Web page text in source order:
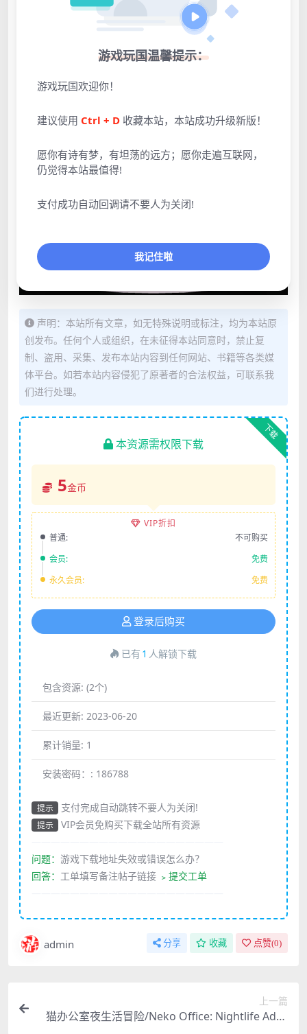
声明：本站所有文章，如无特殊说明或标注，均为本站原
创发布。任何个人或组织，在未征得本站同意时，禁止复
制、盗用、采集、发布本站内容到任何网站、书籍等各类媒
体平台。如若本站内容侵犯了原著者的合法权益，可联系我
们进行处理。
下载
本资源需权限下载
5金币
VIP折扣
普通:
不可购买
会员:
免费
永久会员:
免费
登录后购买
已有 1 人解锁下载
包含资源: (2个)
最近更新: 2023-06-20
累计销量: 1
安装密码：: 186788
提示 支付完成自动跳转不要人为关闭!
提示
VIP会员免购买下载全站所有资源
问题： 游戏下载地址失效或错误怎么办？
回答： 工单填写备注帖子链接 ﹥提交工单
admin 分享 收藏 点赞(0)
上一篇
猫办公室夜生活冒险/Neko Office: Nightlife Adve
游戏玩国温馨提示：
游戏玩国欢迎你！
建议使用 Ctrl + D 收藏本站，本站成功升级新版！
愿你有诗有梦，有坦荡的远方；愿你走遍互联网，
仍觉得本站最值得!
支付成功自动回调请不要人为关闭!
我记住啦